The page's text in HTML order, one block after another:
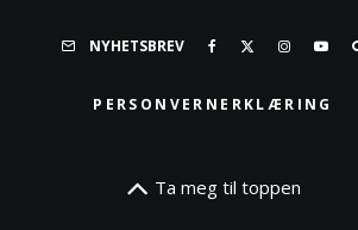
NYHETSBREV
PERSONVERNERKLÆRING
Ta meg til toppen